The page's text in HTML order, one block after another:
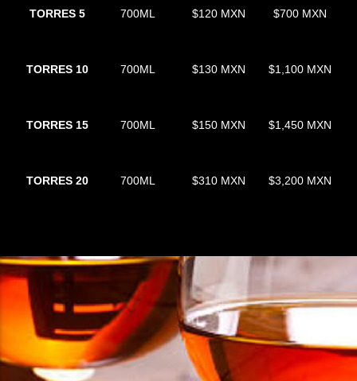
TORRES 5 700ML $120 MXN $700 MXN
TORRES 10 700ML $130 MXN $1,100 MXN
TORRES 15 700ML $150 MXN $1,450 MXN
TORRES 20 700ML $310 MXN $3,200 MXN